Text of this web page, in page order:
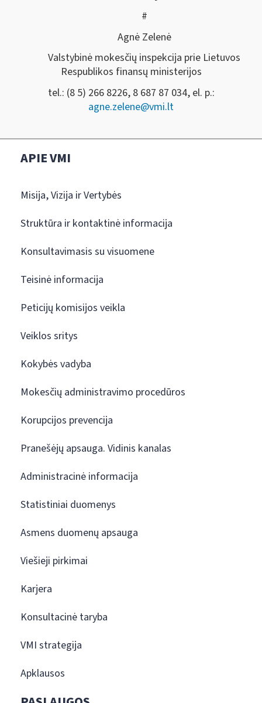
#
Agnė Zelenė
Valstybinė mokesčių inspekcija prie Lietuvos
Respublikos finansų ministerijos
tel.: (8 5) 266 8226, 8 687 87 034, el. p.:
agne.zelene@vmi.lt
APIE VMI
Misija, Vizija ir Vertybės
Struktūra ir kontaktinė informacija
Konsultavimasis su visuomene
Teisinė informacija
Peticijų komisijos veikla
Veiklos sritys
Kokybės vadyba
Mokesčių administravimo procedūros
Korupcijos prevencija
Pranešėjų apsauga. Vidinis kanalas
Administracinė informacija
Statistiniai duomenys
Asmens duomenų apsauga
Viešieji pirkimai
Karjera
Konsultacinė taryba
VMI strategija
Apklausos